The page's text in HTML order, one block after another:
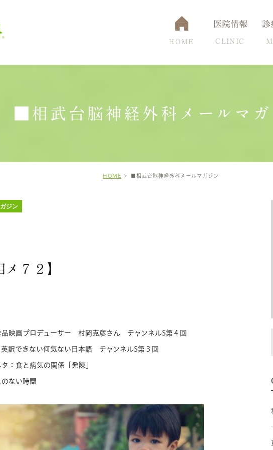
HOME
医院情報
CLINIC
交通アクセス 設備について
診
脳卒中 認知症 脳ドック 頭痛克服の秘訣 高
■相武台脳神経外科メールマ
HOME ■相武台脳神経外科メールマガジン
ジン
７２】
映画プロデューサー 村岡克彦さん チャンネルS第４回
訳できない何気ない日本語 チャンネルS第３回
：食と病気の関係「発陳」
ない時間